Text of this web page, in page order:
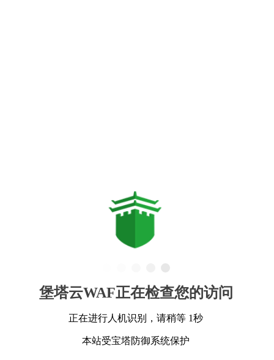
堡塔云WAF正在检查您的访问
正在进行人机识别，请稍等 1秒
本站受宝塔防御系统保护